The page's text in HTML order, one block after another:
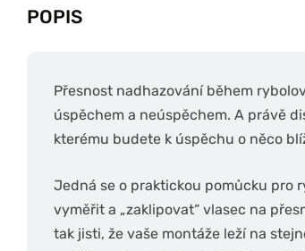
POPIS
Přesnost nadhazování během
úspěchem a neúspěchem. A právě
kterému budete k úspěchu o něco
Jedná se o praktickou pomůcku pro
vyměřit a „zaklipovat“ vlasec na
tak jisti, že vaše montáže leží na